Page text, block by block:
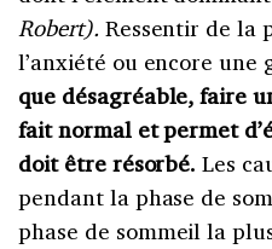
Robert). Ressentir de la
l’anxiété ou encore
que désagréable, faire
fait normal et permet
doit être résorbé. Les
pendant la phase de
phase de sommeil la